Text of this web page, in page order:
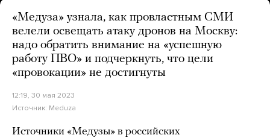
«Медуза» узнала, как провластным СМИ
велели освещать атаку дронов на Москву:
надо обратить внимание на «успешную
работу ПВО» и подчеркнуть, что цели
«провокации» не достигнуты
12:19, 30 мая 2023
Источник: Meduza
Источники «Медузы» в российских